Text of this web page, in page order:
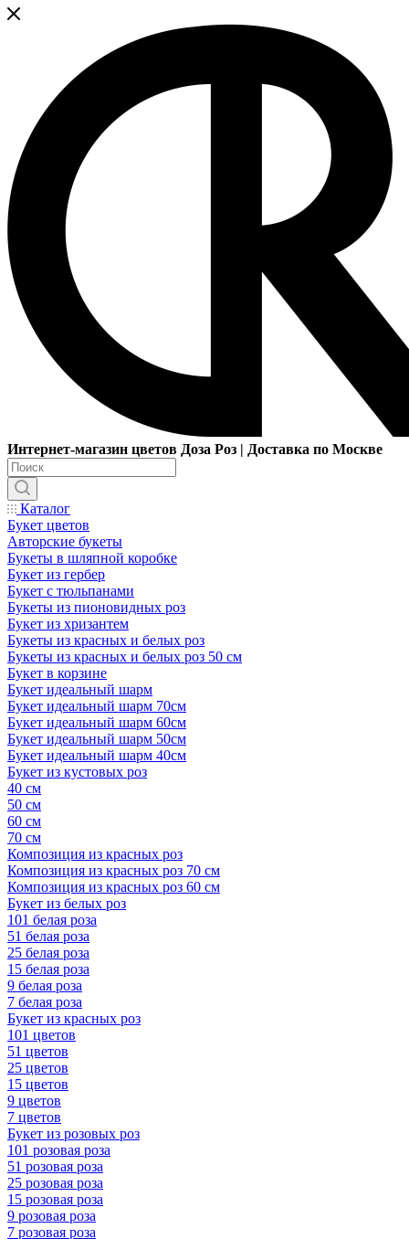
Интернет-магазин цветов Доза Роз | Доставка по Москве
Каталог
Букет цветов
Авторские букеты
Букеты в шляпной коробке
Букет из гербер
Букет с тюльпанами
Букеты из пионовидных роз
Букет из хризантем
Букеты из красных и белых роз
Букеты из красных и белых роз 50 см
Букет в корзине
Букет идеальный шарм
Букет идеальный шарм 70см
Букет идеальный шарм 60см
Букет идеальный шарм 50см
Букет идеальный шарм 40см
Букет из кустовых роз
40 см
50 см
60 см
70 см
Композиция из красных роз
Композиция из красных роз 70 см
Композиция из красных роз 60 см
Букет из белых роз
101 белая роза
51 белая роза
25 белая роза
15 белая роза
9 белая роза
7 белая роза
Букет из красных роз
101 цветов
51 цветов
25 цветов
15 цветов
9 цветов
7 цветов
Букет из розовых роз
101 розовая роза
51 розовая роза
25 розовая роза
15 розовая роза
9 розовая роза
7 розовая роза